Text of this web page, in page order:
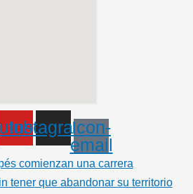
InstagramIcon-
email
comienzan una carrera
tener que abandonar su territorio